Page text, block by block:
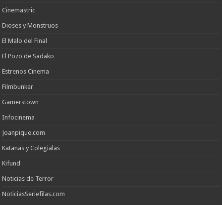
Cinemastric
Dioses y Monstruos
El Malo del Final
El Pozo de Sadako
Estrenos Cinema
Filmbunker
Gamerstown
Infocinema
Joanpique.com
Katanas y Colegialas
Kifund
Noticias de Terror
NoticiasSeriefilas.com